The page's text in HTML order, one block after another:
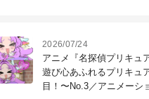
2026/07/24
アニメ『名探偵プリキュ
遊び心あふれるプリキュ
目！〜No.3／アニメーシ